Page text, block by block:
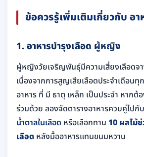
ข้อควรรู้เพิ่มเติมเกี่ยวกับ อา
1. อาหารบำรุงเลือด ผู้หญิง
ผู้หญิงวัยเจริญพันธุ์มีความเสี่ยงเลือดจ
เนื่องจากการสูญเสียเลือดประจำเดือนทุ
อาหาร ที่ มี ธาตุ เหล็ก เป็นประจำ หากต้
ร่วมด้วย ลองจัดตารางอาหารควบคู่ไปกับ
น้ำตาลในเลือด หรือเลือกทาน 10 ผลไม้
เลือด หลังมื้ออาหารแทนขนมหวาน